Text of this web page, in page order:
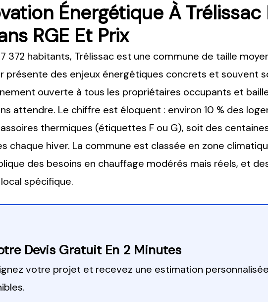
Énergétique À
RGE Et Prix
372 habitants, Trélissac est une commune de taille
présente des enjeux énergétiques concrets et souvent
ouverte à tous les propriétaires occupants et
attendre. Le chiffre est éloquent : environ 10 % des
thermiques (étiquettes F ou G), soit des
chaque hiver. La commune est classée en zone
des besoins en chauffage modérés mais réels, et
spécifique.
Devis Gratuit En 2 Minutes
votre projet et recevez une estimation